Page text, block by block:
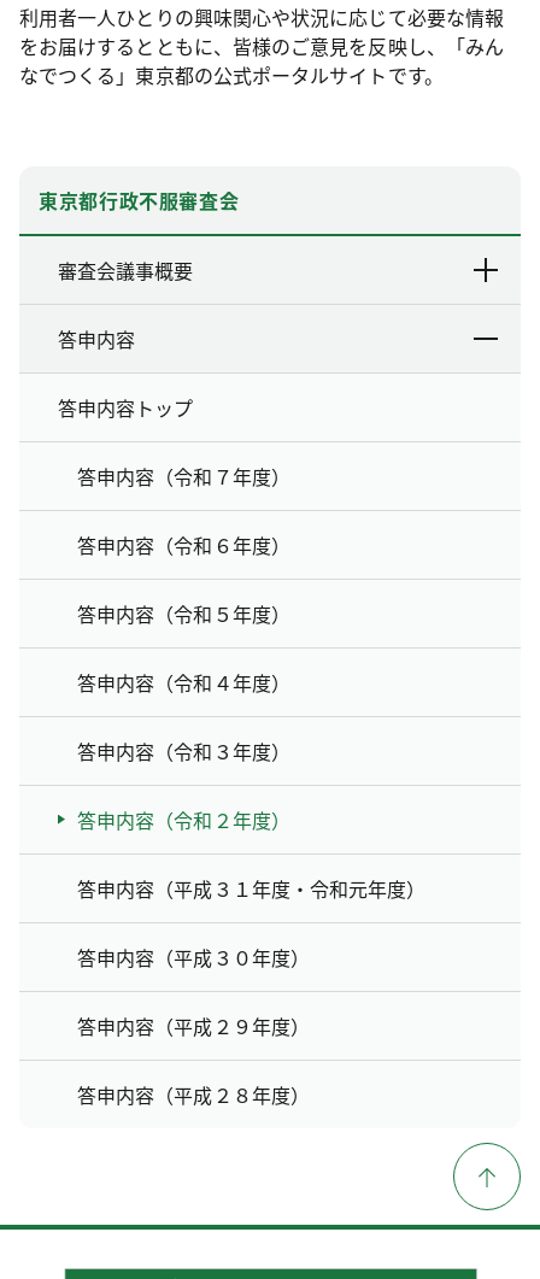
利用者一人ひとりの興味関心や状況に応じて必要な情報
をお届けするとともに、皆様のご意見を反映し、「みん
なでつくる」東京都の公式ポータルサイトです。
東京都行政不服審査会
審査会議事概要
答申内容
答申内容トップ
答申内容（令和７年度）
答申内容（令和６年度）
答申内容（令和５年度）
答申内容（令和４年度）
答申内容（令和３年度）
答申内容（令和２年度）
答申内容（平成３１年度・令和元年度）
答申内容（平成３０年度）
答申内容（平成２９年度）
答申内容（平成２８年度）